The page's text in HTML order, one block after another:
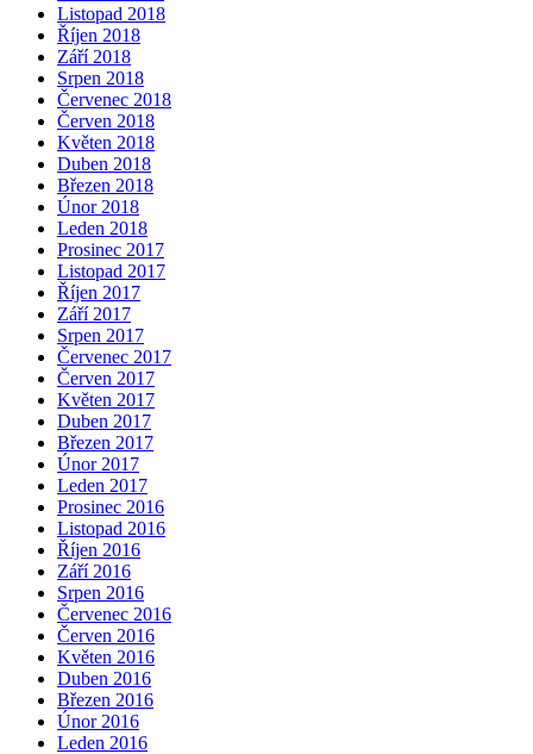
Listopad 2018
Říjen 2018
Září 2018
Srpen 2018
Červenec 2018
Červen 2018
Květen 2018
Duben 2018
Březen 2018
Únor 2018
Leden 2018
Prosinec 2017
Listopad 2017
Říjen 2017
Září 2017
Srpen 2017
Červenec 2017
Červen 2017
Květen 2017
Duben 2017
Březen 2017
Únor 2017
Leden 2017
Prosinec 2016
Listopad 2016
Říjen 2016
Září 2016
Srpen 2016
Červenec 2016
Červen 2016
Květen 2016
Duben 2016
Březen 2016
Únor 2016
Leden 2016